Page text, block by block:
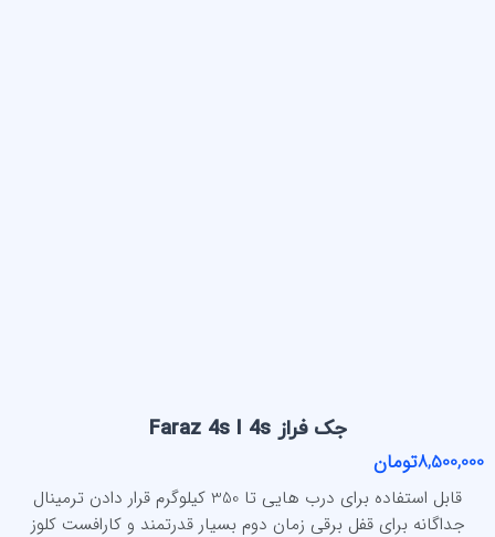
جک فراز Faraz 4s I 4s
8,500,000تومان
قابل استفاده برای درب هایی تا 350 کیلوگرم قرار دادن ترمینال
جداگانه برای قفل برقی زمان دوم بسیار قدرتمند و کارافست کلوز